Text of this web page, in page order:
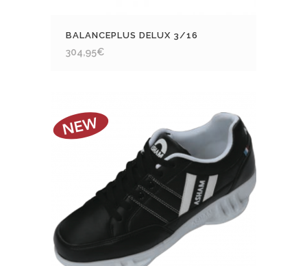
BALANCEPLUS DELUX 3/16
304,95€